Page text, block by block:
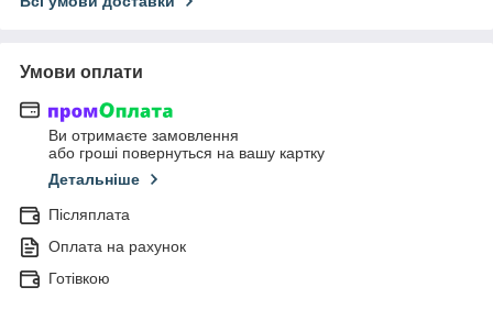
Умови оплати
Ви отримаєте замовлення
або гроші повернуться на вашу картку
Детальніше
Післяплата
Оплата на рахунок
Готівкою